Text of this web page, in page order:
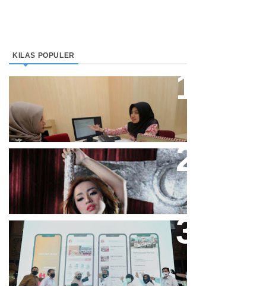
KILAS POPULER
Keuangan Syariah Di Indonesia
Meningkat
Cupi Cupita Luncurkan Single
“Yo Uwis”
Bandung Great Sale 2020 Go
Online Resmi Dimulai